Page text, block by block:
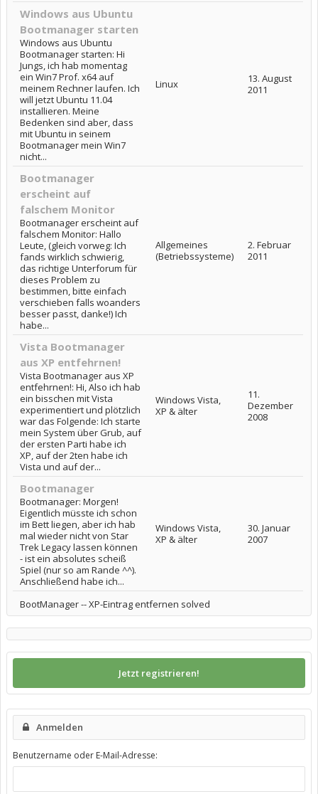
Windows aus Ubuntu
Bootmanager starten
Windows aus Ubuntu
Bootmanager starten: Hi
Jungs, ich hab momentag
ein Win7 Prof. x64 auf
meinem Rechner laufen. Ich
will jetzt Ubuntu 11.04
installieren. Meine
Bedenken sind aber, dass
mit Ubuntu in seinem
Bootmanager mein Win7
nicht...
Linux
13. August
2011
Bootmanager
erscheint auf
falschem Monitor
Bootmanager erscheint auf
falschem Monitor: Hallo
Leute, (gleich vorweg: Ich
fands wirklich schwierig,
das richtige Unterforum für
dieses Problem zu
bestimmen, bitte einfach
verschieben falls woanders
besser passt, danke!) Ich
habe...
Allgemeines
(Betriebssysteme)
2. Februar
2011
Vista Bootmanager
aus XP entfehrnen!
Vista Bootmanager aus XP
entfehrnen!: Hi, Also ich hab
ein bisschen mit Vista
experimentiert und plötzlich
war das Folgende: Ich starte
mein System über Grub, auf
der ersten Parti habe ich
XP, auf der 2ten habe ich
Vista und auf der...
Windows Vista,
XP & älter
11.
Dezember
2008
Bootmanager
Bootmanager: Morgen!
Eigentlich müsste ich schon
im Bett liegen, aber ich hab
mal wieder nicht von Star
Trek Legacy lassen können
- ist ein absolutes scheiß
Spiel (nur so am Rande ^^).
Anschließend habe ich...
Windows Vista,
XP & älter
30. Januar
2007
BootManager -- XP-Eintrag entfernen solved
Jetzt registrieren!
Anmelden
Benutzername oder E-Mail-Adresse: